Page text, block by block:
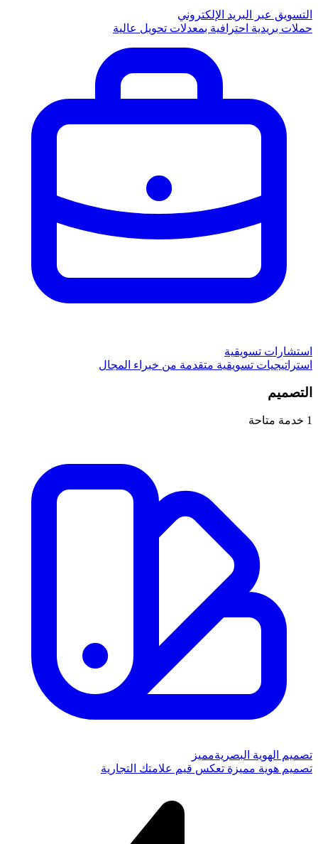
التسويق عبر البريد الإلكتروني
حملات بريدية احترافية بمعدلات تحويل عالية
استشارات تسويقية
استراتيجيات تسويقية متقدمة من خبراء المجال
التصميم
1 خدمة متاحة
تصميم الهوية البصريةمميز
تصميم هوية مميزة تعكس قيم علامتك التجارية